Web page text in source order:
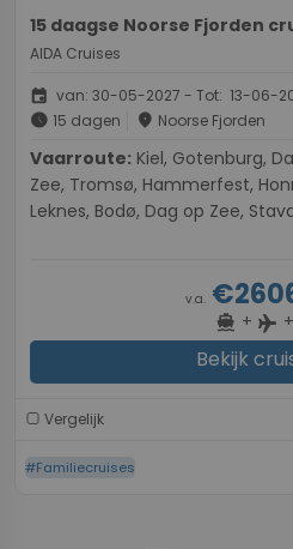
15 daagse Noorse Fjorden
AIDA Cruises
event van: 30-05-2027 - Tot: 13-06-
schedule 15 dagen place Noorse Fjorden
Vaarroute:
Zee, Tromsø, Hammerfest,
Leknes, Bodø, Dag op Zee,
v.a.
directions_boat + flight +
Bekijk
Vergelijk
#Familiecruises